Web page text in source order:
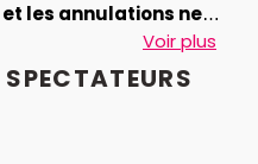
les annulations ne
Voir plus
SPECTATEURS